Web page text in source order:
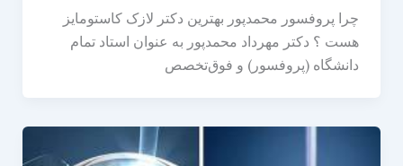
چرا پروفسور محمدپور بهترین دکتر لازک کاستومایز
هست ؟ دکتر مهرداد محمدپور به عنوان استاد تمام
دانشگاه (پروفسور) و فوق‌تخصص